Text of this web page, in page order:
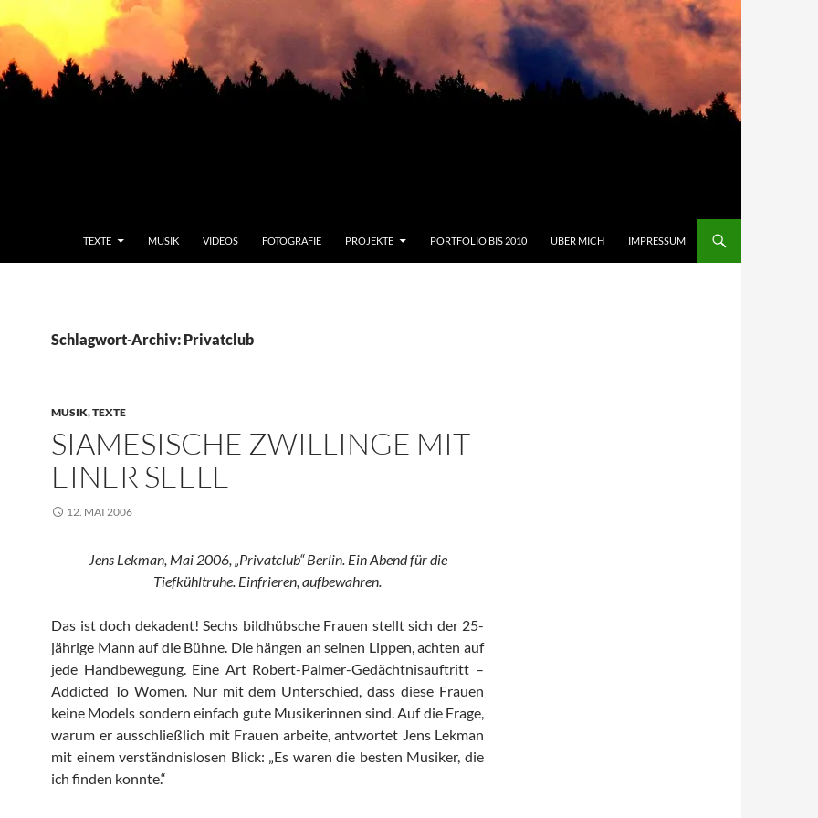
TEXTE MUSIK VIDEOS FOTOGRAFIE PROJEKTE PORTFOLIO BIS 2010 ÜBER MICH IMPRESSUM
Schlagwort-Archiv: Privatclub
MUSIK,TEXTE
SIAMESISCHE ZWILLINGE MIT
EINER SEELE
12. MAI 2006
Jens Lekman, Mai 2006, „Privatclub“ Berlin. Ein Abend für die
Tiefkühltruhe. Einfrieren, aufbewahren.
Das ist doch dekadent! Sechs bildhübsche Frauen stellt sich der 25-
jährige Mann auf die Bühne. Die hängen an seinen Lippen, achten auf
jede Handbewegung. Eine Art Robert-Palmer-Gedächtnisauftritt –
Addicted To Women. Nur mit dem Unterschied, dass diese Frauen
keine Models sondern einfach gute Musikerinnen sind. Auf die Frage,
warum er ausschließlich mit Frauen arbeite, antwortet Jens Lekman
mit einem verständnislosen Blick: „Es waren die besten Musiker, die
ich finden konnte.“